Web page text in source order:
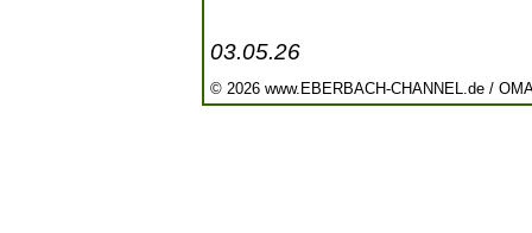
03.05.26
© 2026 www.EBERBACH-CHANNEL.de /